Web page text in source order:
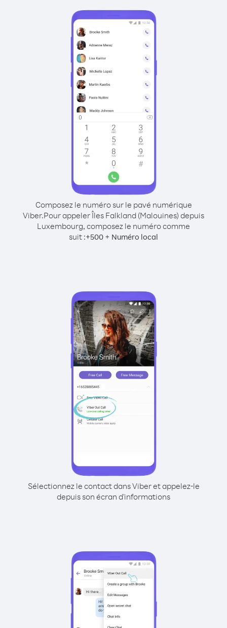
Composez le numéro sur le pavé numérique
Viber.Pour appeler Îles Falkland (Malouines) depuis
Luxembourg, composez le numéro comme
suit :+500 + Numéro local
Sélectionnez le contact dans Viber et appelez-le
depuis son écran d'informations